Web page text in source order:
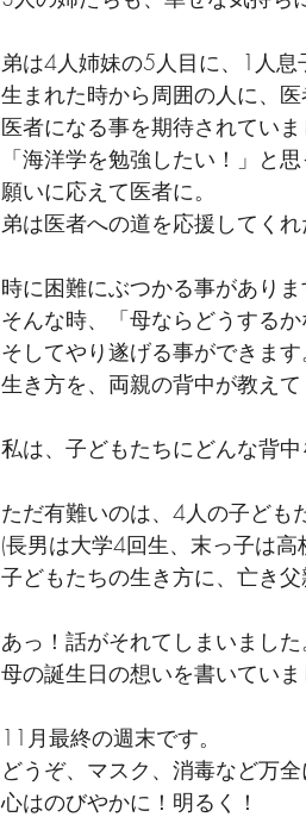
弟は4人姉妹の5人目に、1人息
生まれた時から周囲の人に、
医者になる事を期待されていま
「海洋学を勉強したい！」と
願いに応えて医者に。
弟は医者への道を応援してく
時に困難にぶつかる事がありま
そんな時、「母ならどうする
そしてやり遂げる事ができます
生き方を、両親の背中が教えて
私は、子どもたちにどんな背
ただ有難いのは、4人の子ども
(長男は大学4回生、末っ子は高
子どもたちの生き方に、亡き
あっ！話がそれてしまいました
母の誕生日の想いを書いていま
11月最終の週末です。
どうぞ、マスク、消毒など万全
心はのびやかに！明るく！